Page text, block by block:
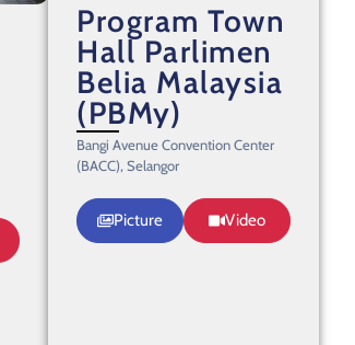
Program Town
Hall Parlimen
Belia Malaysia
(PBMy)
Bangi Avenue Convention Center
(BACC), Selangor
Picture Video